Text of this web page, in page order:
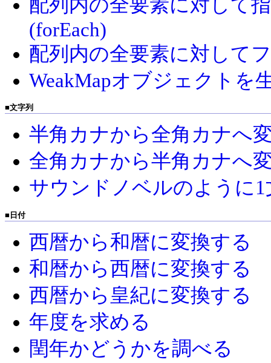
配列内の全要素に対して
(forEach)
配列内の全要素に対して
WeakMapオブジェクトを
■文字列
半角カナから全角カナへ
全角カナから半角カナへ
サウンドノベルのように
■ 日付
西暦から和暦に変換する
和暦から西暦に変換する
西暦から皇紀に変換する
年度を求める
閏年かどうかを調べる